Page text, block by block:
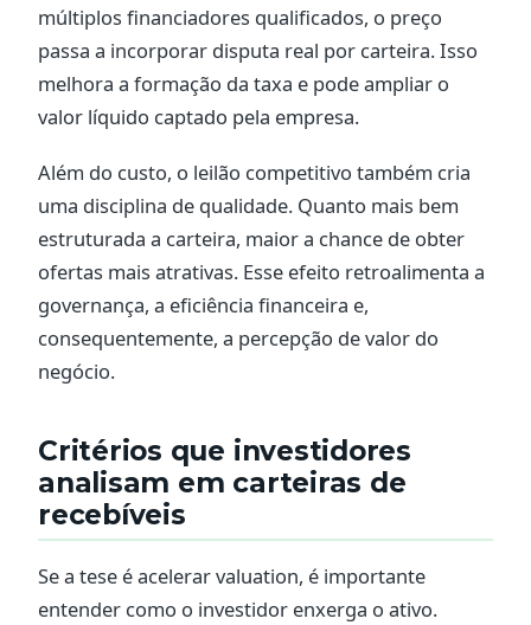
múltiplos financiadores qualificados, o preço
passa a incorporar disputa real por carteira. Isso
melhora a formação da taxa e pode ampliar o
valor líquido captado pela empresa.
Além do custo, o leilão competitivo também cria
uma disciplina de qualidade. Quanto mais bem
estruturada a carteira, maior a chance de obter
ofertas mais atrativas. Esse efeito retroalimenta a
governança, a eficiência financeira e,
consequentemente, a percepção de valor do
negócio.
Critérios que investidores
analisam em carteiras de
recebíveis
Se a tese é acelerar valuation, é importante
entender como o investidor enxerga o ativo.